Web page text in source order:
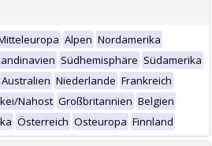
Alpen Nordamerika
Südhemisphäre Südamerika
Australien Niederlande Frankreich
Nahost Großbritannien Belgien
Österreich Osteuropa Finnland